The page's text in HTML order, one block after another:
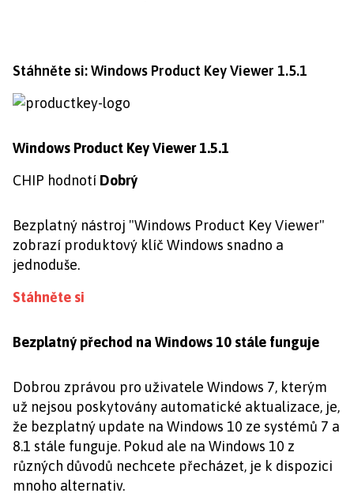
Stáhněte si: Windows Product Key Viewer 1.5.1
Windows Product Key Viewer 1.5.1
CHIP hodnotí Dobrý
Bezplatný nástroj "Windows Product Key Viewer"
zobrazí produktový klíč Windows snadno a
jednoduše.
Stáhněte si
Bezplatný přechod na Windows 10 stále funguje
Dobrou zprávou pro uživatele Windows 7, kterým
už nejsou poskytovány automatické aktualizace, je,
že bezplatný update na Windows 10 ze systémů 7 a
8.1 stále funguje. Pokud ale na Windows 10 z
různých důvodů nechcete přecházet, je k dispozici
mnoho alternativ.